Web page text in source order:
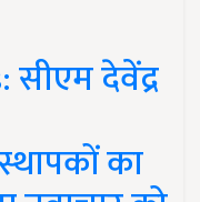
देवेंद्र
का